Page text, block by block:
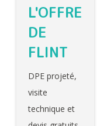
L'OFFRE
DE
FLINT
DPE projeté,
visite
technique et